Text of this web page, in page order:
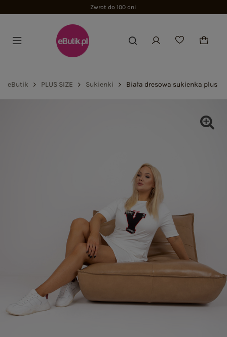
Zwrot do 100 dni
eButik PLUS SIZE Sukienki Biała dresowa sukienka plus